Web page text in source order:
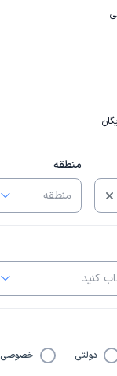
منطقه
دولتی خصوصی